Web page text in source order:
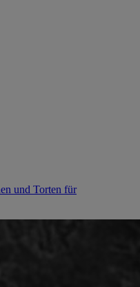
und Torten für